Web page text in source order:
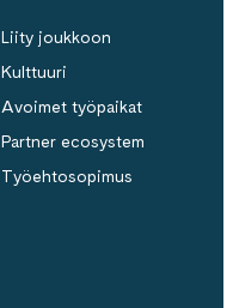
Liity joukkoon
Kulttuuri
Avoimet työpaikat
Partner ecosystem
Työehtosopimus